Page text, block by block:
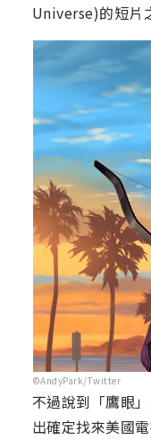
Universe)的短片
©AndyPark/Twitter
不過說到「鷹眼
出確定找來美國